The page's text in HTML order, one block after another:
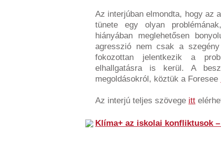
Az interjúban elmondta, hogy az
tünete egy olyan
hiányában meglehetősen
agresszió nem csak a
fokozottan jelentkezik a
elhallgatásra is kerül. A
megoldásokról, köztük a Foresee
Az interjú teljes szövege itt
Klíma+ az iskolai konfliktusok